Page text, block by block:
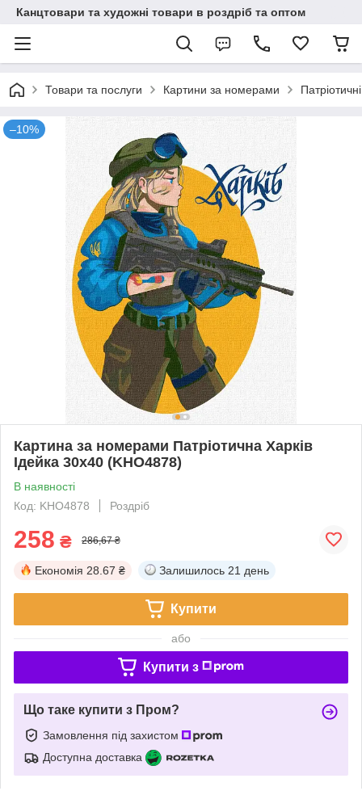
Канцтовари та художні товари в роздріб та оптом
Товари та послуги Картини за номерами Патріотичні
–10%
Картина за номерами Патріотична Харків
Ідейка 30х40 (KHO4878)
В наявності
Код: KHO4878
Роздріб
258 ₴ 286,67 ₴
Економія 28.67 ₴ Залишилось 21 день
Купити
або
Купити з
Що таке купити з Пром?
Замовлення під захистом
Доступна доставка